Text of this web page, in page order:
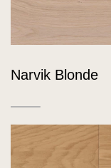
Narvik Blonde